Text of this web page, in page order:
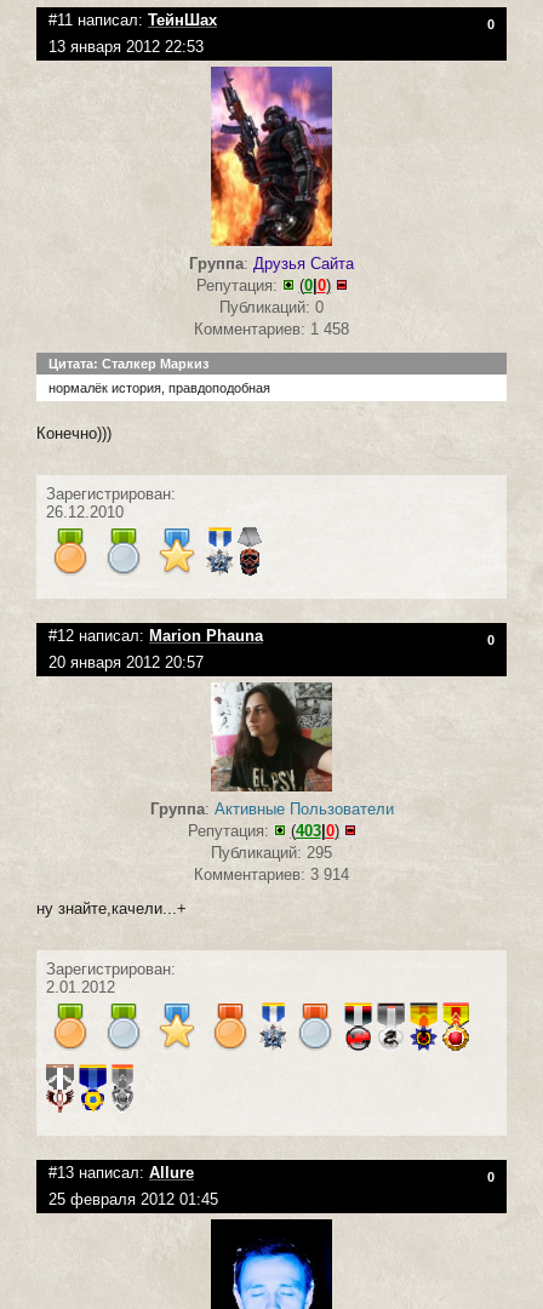
#11 написал: ТейнШах 0
13 января 2012 22:53
Группа: Друзья Сайта
Репутация:
(0| 0)
Публикаций: 0
Комментариев: 1 458
Цитата: Сталкер Маркиз
нормалёк история, правдоподобная
Конечно)))
Зарегистрирован:
26.12.2010
#12 написал: Marion Phauna 0
20 января 2012 20:57
Группа: Активные Пользователи
Репутация:
(403| 0)
Публикаций: 295
Комментариев: 3 914
ну знайте,качели...+
Зарегистрирован:
2.01.2012
#13 написал: Allure 0
25 февраля 2012 01:45